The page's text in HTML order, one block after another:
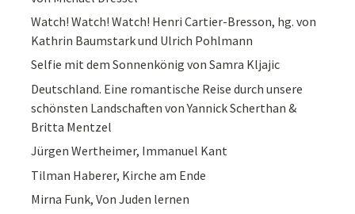
Watch! Watch! Watch! Henri Cartier-Bresson, hg. von
Kathrin Baumstark und Ulrich Pohlmann
Selfie mit dem Sonnenkönig von Samra Kljajic
Deutschland. Eine romantische Reise durch unsere
schönsten Landschaften von Yannick Scherthan &
Britta Mentzel
Jürgen Wertheimer, Immanuel Kant
Tilman Haberer, Kirche am Ende
Mirna Funk, Von Juden lernen